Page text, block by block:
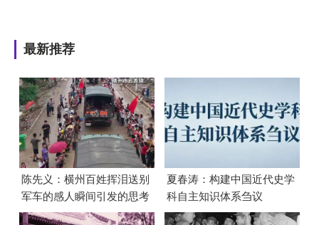
最新推荐
陈先义：横州百姓挥泪送别
军车的感人瞬间引发的思考
夏春涛：构建中国近代史学
科自主知识体系刍议